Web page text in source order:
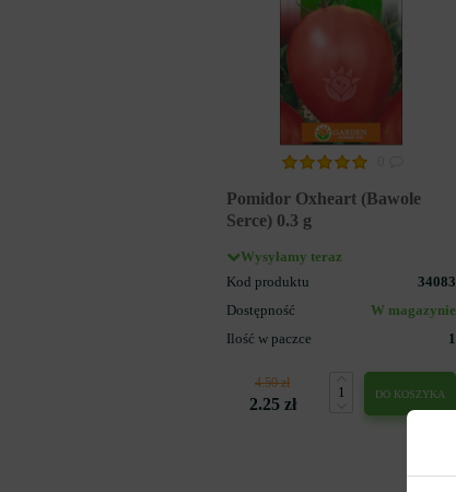
Pomidor Oxheart (Bawole
Serce) 0.3 g
Wysyłamy teraz
Kod produktu
34083
Dostępność
W magazynie
Ilość w paczce
1
4.50 zł
2.25 zł
DO KOSZYKA